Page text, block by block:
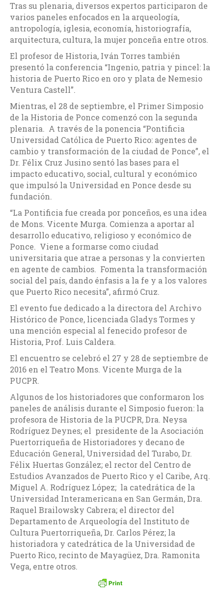
Tras su plenaria, diversos expertos participaron de
varios paneles enfocados en la arqueología,
antropología, iglesia, economía, historiografía,
arquitectura, cultura, la mujer ponceña entre otros.
El profesor de Historia, Iván Torres también
presentó la conferencia “Ingenio, patria y pincel: la
historia de Puerto Rico en oro y plata de Nemesio
Ventura Castell”.
Mientras, el 28 de septiembre, el Primer Simposio
de la Historia de Ponce comenzó con la segunda
plenaria. A través de la ponencia “Pontificia
Universidad Católica de Puerto Rico: agentes de
cambio y transformación de la ciudad de Ponce”, el
Dr. Félix Cruz Jusino sentó las bases para el
impacto educativo, social, cultural y económico
que impulsó la Universidad en Ponce desde su
fundación.
“La Pontificia fue creada por ponceños, es una idea
de Mons. Vicente Murga. Comienza a aportar al
desarrollo educativo, religioso y económico de
Ponce. Viene a formarse como ciudad
universitaria que atrae a personas y la convierten
en agente de cambios. Fomenta la transformación
social del país, dando énfasis a la fe y a los valores
que Puerto Rico necesita”, afirmó Cruz.
El evento fue dedicado a la directora del Archivo
Histórico de Ponce, licenciada Gladys Tormes y
una mención especial al fenecido profesor de
Historia, Prof. Luis Caldera.
El encuentro se celebró el 27 y 28 de septiembre de
2016 en el Teatro Mons. Vicente Murga de la
PUCPR.
Algunos de los historiadores que conformaron los
paneles de análisis durante el Simposio fueron: la
profesora de Historia de la PUCPR, Dra. Neysa
Rodríguez Deynes; el presidente de la Asociación
Puertorriqueña de Historiadores y decano de
Educación General, Universidad del Turabo, Dr.
Félix Huertas González; el rector del Centro de
Estudios Avanzados de Puerto Rico y el Caribe, Arq.
Miguel A. Rodríguez López; la catedrática de la
Universidad Interamericana en San Germán, Dra.
Raquel Brailowsky Cabrera; el director del
Departamento de Arqueología del Instituto de
Cultura Puertorriqueña, Dr. Carlos Pérez; la
historiadora y catedrática de la Universidad de
Puerto Rico, recinto de Mayagüez, Dra. Ramonita
Vega, entre otros.